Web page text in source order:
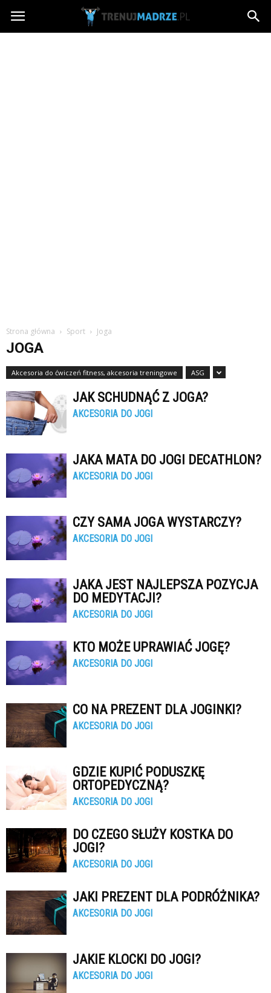
trenujmadrze.pl
Strona główna Sport Joga
JOGA
Akcesoria do ćwiczeń fitness, akcesoria treningowe ASG
JAK SCHUDNĄĆ Z JOGA?
AKCESORIA DO JOGI
JAKA MATA DO JOGI DECATHLON?
AKCESORIA DO JOGI
CZY SAMA JOGA WYSTARCZY?
AKCESORIA DO JOGI
JAKA JEST NAJLEPSZA POZYCJA
DO MEDYTACJI?
AKCESORIA DO JOGI
KTO MOŻE UPRAWIAĆ JOGĘ?
AKCESORIA DO JOGI
CO NA PREZENT DLA JOGINKI?
AKCESORIA DO JOGI
GDZIE KUPIĆ PODUSZKĘ
ORTOPEDYCZNĄ?
AKCESORIA DO JOGI
DO CZEGO SŁUŻY KOSTKA DO
JOGI?
AKCESORIA DO JOGI
JAKI PREZENT DLA PODRÓŻNIKA?
AKCESORIA DO JOGI
JAKIE KLOCKI DO JOGI?
AKCESORIA DO JOGI